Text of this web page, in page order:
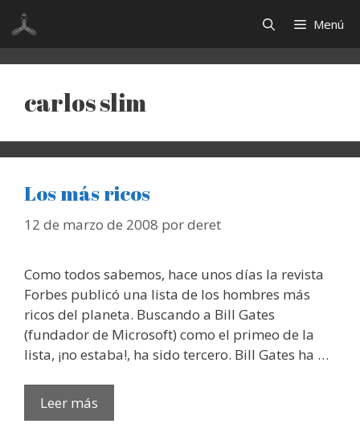
Saltar
contenido
Menú
carlos slim
Los más ricos
12 de marzo de 2008 porderet
Como todos sabemos, hace unos días la revista
Forbes publicó una lista de los hombres más
ricos del planeta. Buscando a Bill Gates
(fundador de Microsoft) como el primeo de la
lista, ¡no estaba!, ha sido tercero. Bill Gates ha …
Leer más